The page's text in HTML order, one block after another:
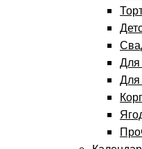
Для
Для